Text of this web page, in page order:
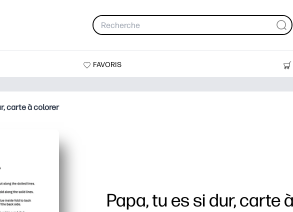
FAVORIS
carte à colorer
Papa, tu es si dur, carte